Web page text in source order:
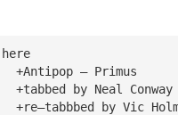
here
  +Antipop — Primus
+tabbed by Neal Conway
+re—tabbbed by Vic